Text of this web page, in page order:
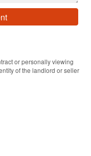
or personally viewing
of the landlord or seller